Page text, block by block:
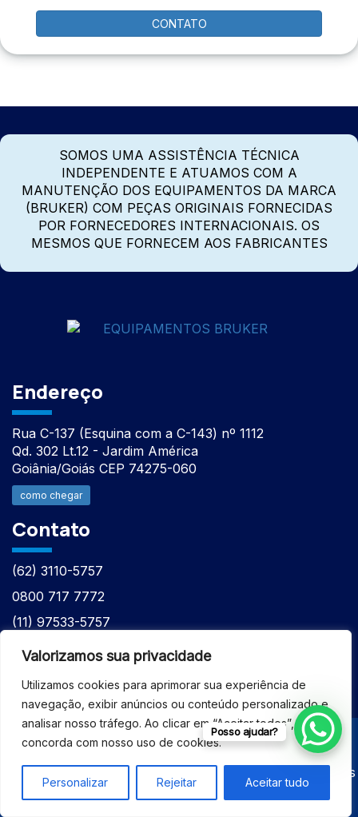
Valorizamos sua privacidade
Utilizamos cookies para aprimorar sua experiência de
navegação, exibir anúncios ou conteúdo personalizado e
analisar nosso tráfego. Ao clicar em “Aceitar todos”, você
concorda com nosso uso de cookies.
Personalizar Rejeitar Aceitar tudo
CONTATO
SOMOS UMA ASSISTÊNCIA TÉCNICA
INDEPENDENTE E ATUAMOS COM A
MANUTENÇÃO DOS EQUIPAMENTOS DA MARCA
(BRUKER) COM PEÇAS ORIGINAIS FORNECIDAS
POR FORNECEDORES INTERNACIONAIS. OS
MESMOS QUE FORNECEM AOS FABRICANTES
Endereço
Rua C-137 (Esquina com a C-143) nº 1112
Qd. 302 Lt.12 - Jardim América
Goiânia/Goiás CEP 74275-060
como chegar
Contato
(62) 3110-5757
0800 717 7772
(11) 97533-5757
(62) 98610-7777
© 2026 - ASSISTÊNCIA TÉCNICA ESPECIALIZADA
EQUIPAMENTOS BRUKER - Todos os direitos reservados
Posso ajudar?